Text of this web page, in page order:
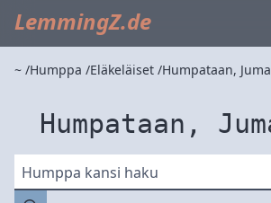
LemmingZ.de
~ Humppa Eläkeläiset Humpataan,
Humpataan,
Humppa kansi haku